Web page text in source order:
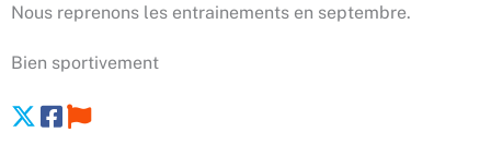
Nous reprenons les entrainements en septembre.
Bien sportivement